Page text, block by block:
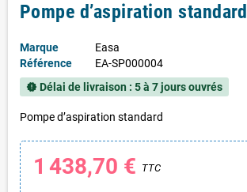
Pompe d’aspiration standard
Marque
Easa
Référence
EA-SP000004
new_releases Délai de livraison : 5 à 7 jours ouvrés
Pompe d’aspiration standard
1 438,70 € TTC